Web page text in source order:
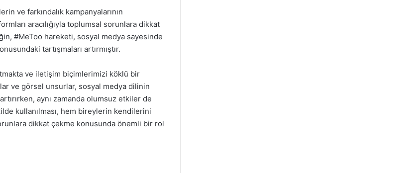
ve farkındalık kampanyalarının
aracılığıyla toplumsal sorunlara dikkat
#MeToo hareketi, sosyal medya sayesinde
tartışmaları artırmıştır.
ve iletişim biçimlerimizi köklü bir
ve görsel unsurlar, sosyal medya dilinin
aynı zamanda olumsuz etkiler de
kullanılması, hem bireylerin kendilerini
dikkat çekme konusunda önemli bir rol